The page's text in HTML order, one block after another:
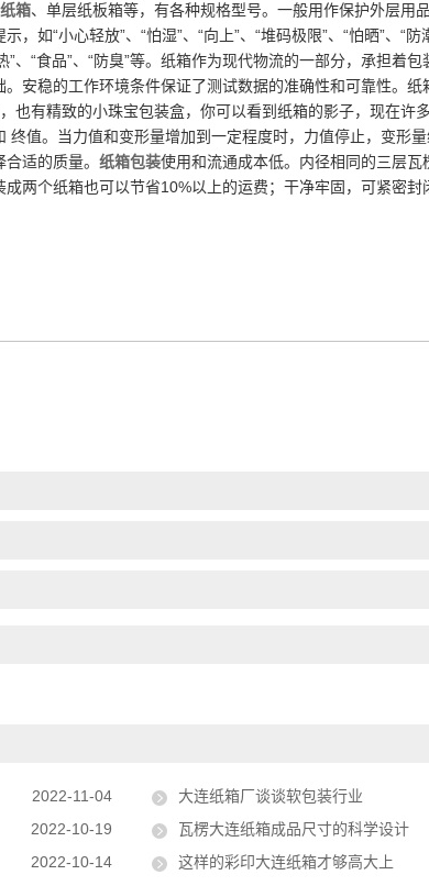
箱、单层纸板箱等，有各种规格型号。一般用作保护外层用
如“小心轻放”、“怕湿”、“向上”、“堆码极限”、“怕晒”、“防
”、“食品”、“防臭”等。纸箱作为现代物流的一部分，承担着
安稳的工作环境条件保证了测试数据的准确性和可靠性。纸
也有精致的小珠宝包装盒，你可以看到纸箱的影子，现在许
值。当力值和变形量增加到一定程度时，力值停止，变形
适的质量。 纸箱包装使用和流通成本低。内径相同的三层
两个纸箱也可以节省10%以上的运费；干净牢固，可紧密封
2022-11-04 大连纸箱厂谈谈软包装行业
2022-10-19 瓦楞大连纸箱成品尺寸的科学设计
2022-10-14 这样的彩印大连纸箱才够高大上